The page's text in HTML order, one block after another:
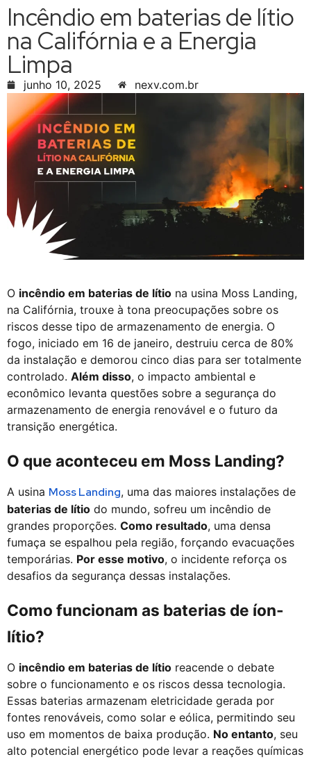
Incêndio em baterias de lítio
na Califórnia e a Energia
Limpa
junho 10, 2025 nexv.com.br
O incêndio em baterias de lítio na usina Moss Landing,
na Califórnia, trouxe à tona preocupações sobre os
riscos desse tipo de armazenamento de energia. O
fogo, iniciado em 16 de janeiro, destruiu cerca de 80%
da instalação e demorou cinco dias para ser totalmente
controlado. Além disso, o impacto ambiental e
econômico levanta questões sobre a segurança do
armazenamento de energia renovável e o futuro da
transição energética.
O que aconteceu em Moss Landing?
A usina Moss Landing, uma das maiores instalações de
baterias de lítio do mundo, sofreu um incêndio de
grandes proporções. Como resultado, uma densa
fumaça se espalhou pela região, forçando evacuações
temporárias. Por esse motivo, o incidente reforça os
desafios da segurança dessas instalações.
Como funcionam as baterias de íon-
lítio?
O incêndio em baterias de lítio reacende o debate
sobre o funcionamento e os riscos dessa tecnologia.
Essas baterias armazenam eletricidade gerada por
fontes renováveis, como solar e eólica, permitindo seu
uso em momentos de baixa produção. No entanto, seu
alto potencial energético pode levar a reações químicas